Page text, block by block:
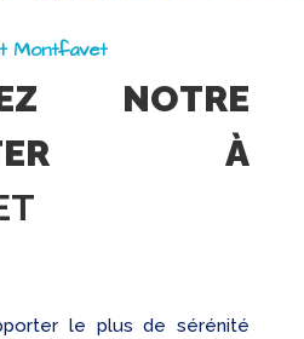
Montfavet
NOTRE
À
le plus de sérénité